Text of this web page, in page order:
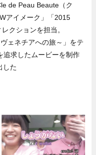
de Peau Beaute（ク
アイメーク」「2015
クションを担当。
ェネチアへの旅～」をテ
追求したムービーを制作
した